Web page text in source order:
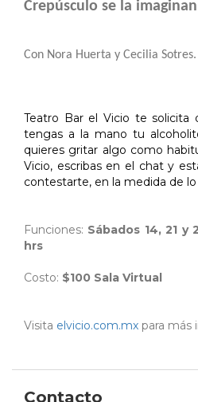
Crepúsculo se la
Con Nora Huerta y Cecilia Sotres.
Teatro Bar el Vicio te solicita
tengas a la mano tu
quieres gritar algo como
Vicio, escribas en el chat y
contestarte, en la medida de lo
Funciones: Sábados 14, 21 y
hrs
Costo: $100 Sala Virtual
Visita elvicio.com.mx para más
Contacto